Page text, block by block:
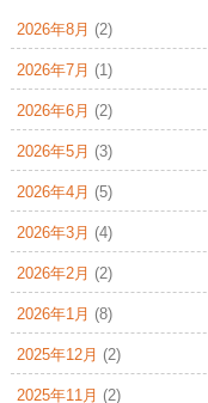
2026年8月 (2)
2026年7月 (1)
2026年6月 (2)
2026年5月 (3)
2026年4月 (5)
2026年3月 (4)
2026年2月 (2)
2026年1月 (8)
2025年12月 (2)
2025年11月 (2)